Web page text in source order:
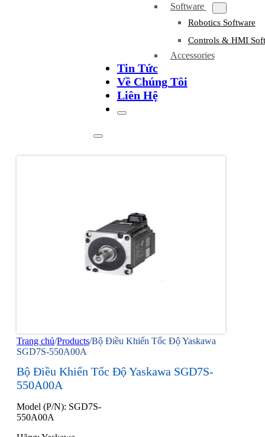
Software
Robotics Software
Controls & HMI
Accessories
Tin Tức
Về Chúng Tôi
Liên Hệ
Trang chủ/Products/Bộ Điều Khiển Tốc Độ Yaskawa
SGD7S-550A00A
Bộ Điều Khiển Tốc Độ Yaskawa SGD7S-
550A00A
Model (P/N): SGD7S-
550A00A